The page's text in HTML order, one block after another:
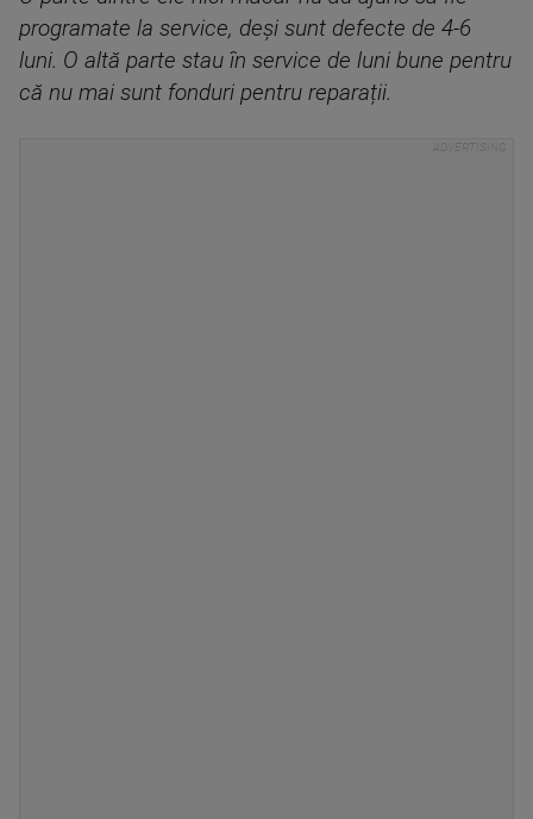
programate la service, deși sunt defecte de 4-6
luni. O altă parte stau în service de luni bune pentru
că nu mai sunt fonduri pentru reparații.